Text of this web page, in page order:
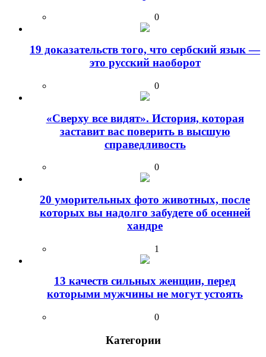
0
19 доказательств того, что сербский язык —
это русский наоборот
0
«Сверху все видят». История, которая
заставит вас поверить в высшую
справедливость
0
20 уморительных фото животных, после
которых вы надолго забудете об осенней
хандре
1
13 качеств сильных женщин, перед
которыми мужчины не могут устоять
0
Категории